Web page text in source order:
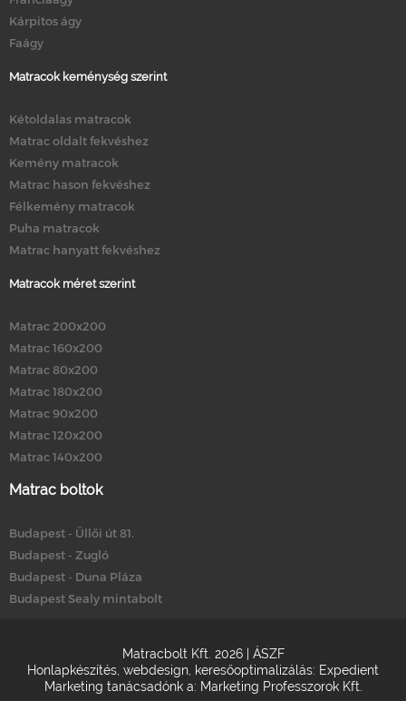
Kárpitos ágy
Faágy
Matracok keménység szerint
Kétoldalas matracok
Matrac oldalt fekvéshez
Kemény matracok
Matrac hason fekvéshez
Félkemény matracok
Puha matracok
Matrac hanyatt fekvéshez
Matracok méret szerint
Matrac 200x200
Matrac 160x200
Matrac 80x200
Matrac 180x200
Matrac 90x200
Matrac 120x200
Matrac 140x200
Matrac boltok
Budapest - Üllői út 81.
Budapest - Zugló
Budapest - Duna Pláza
Budapest Sealy mintabolt
Matracbolt Kft. 2026 | ÁSZF
Honlapkészítés webdesign keresőoptimalizálás: Expedient
Marketing tanácsadónk a: Marketing Professzorok Kft.